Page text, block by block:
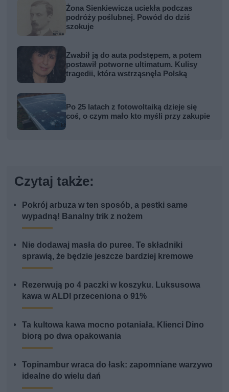
Żona Sienkiewicza uciekła podczas
podróży poślubnej. Powód do dziś
szokuje
Zwabił ją do auta podstępem, a potem
postawił potworne ultimatum. Kulisy
tragedii, która wstrząsnęła Polską
Po 25 latach z fotowoltaiką dzieje się
coś, o czym mało kto myśli przy zakupie
Czytaj także:
Pokrój arbuza w ten sposób, a pestki same
wypadną! Banalny trik z nożem
Nie dodawaj masła do puree. Te składniki
sprawią, że będzie jeszcze bardziej kremowe
Rezerwują po 4 paczki w koszyku. Luksusowa
kawa w ALDI przeceniona o 91%
Ta kultowa kawa mocno potaniała. Klienci Dino
biorą po dwa opakowania
Topinambur wraca do łask: zapomniane warzywo
idealne do wielu dań